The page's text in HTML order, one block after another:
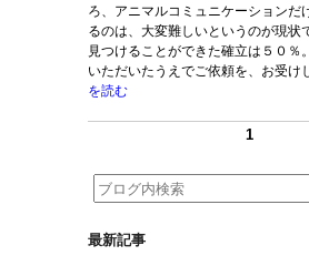
ろ、アニマルコミュニケーションだ
るのは、大変難しいというのが現状
見つけることができた確立は５０％
いただいたうえでご依頼を、お受け
を読む
1
最新記事